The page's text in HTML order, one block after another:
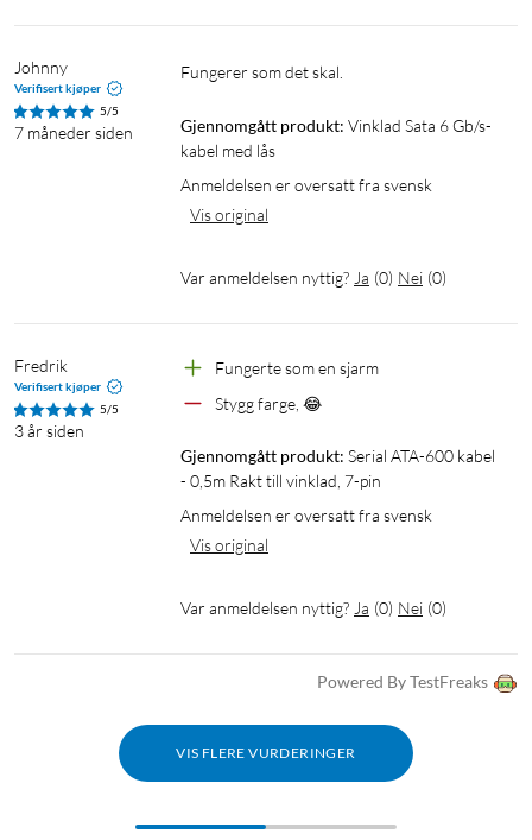
Johnny
Verifisert kjøper
5/5
7 måneder siden
fungerer som det skal.
Gjennomgått produkt: Vinklad Sata 6 Gb/s-
kabel med lås
Anmeldelsen er oversatt fra svensk
Vis original
Var anmeldelsen nyttig? Ja (0) Nei (0)
Fredrik
Verifisert kjøper
5/5
3 år siden
Fungerte som en sjarm
Stygg farge, 😂
Gjennomgått produkt: Serial ATA-600 kabel
- 0,5m Rakt till vinklad, 7-pin
Anmeldelsen er oversatt fra svensk
Vis original
Var anmeldelsen nyttig? Ja (0) Nei (0)
Powered By TestFreaks
VIS FLERE VURDERINGER